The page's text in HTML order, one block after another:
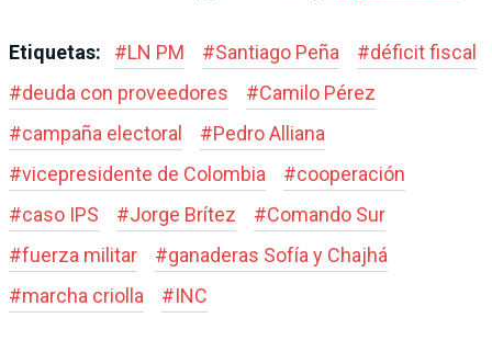
Etiquetas: #LN PM #Santiago Peña #déficit fiscal
#deuda con proveedores #Camilo Pérez
#campaña electoral #Pedro Alliana
#vicepresidente de Colombia #cooperación
#caso IPS #Jorge Brítez #Comando Sur
#fuerza militar #ganaderas Sofía y Chajhá
#marcha criolla #INC